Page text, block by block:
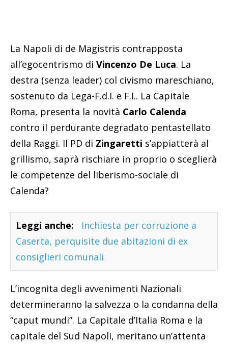
La Napoli di de Magistris contrapposta
all’egocentrismo di Vincenzo De Luca. La
destra (senza leader) col civismo mareschiano,
sostenuto da Lega-F.d.I. e F.I.. La Capitale
Roma, presenta la novità Carlo Calenda
contro il perdurante degradato pentastellato
della Raggi. Il PD di Zingaretti s’appiatterà al
grillismo, saprà rischiare in proprio o sceglierà
le competenze del liberismo-sociale di
Calenda?
Leggi anche:
Inchiesta per corruzione a
Caserta, perquisite due abitazioni di ex
consiglieri comunali
L’incognita degli avvenimenti Nazionali
determineranno la salvezza o la condanna della
“caput mundi”. La Capitale d’Italia Roma e la
capitale del Sud Napoli, meritano un’attenta